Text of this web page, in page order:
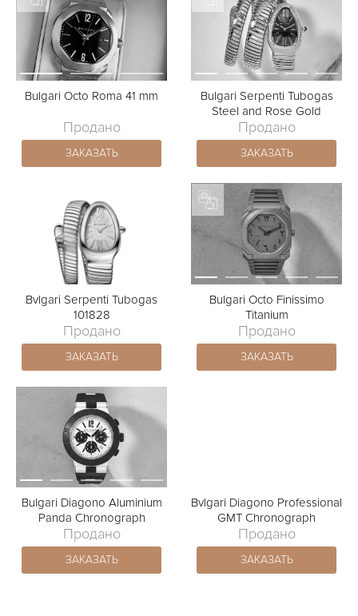
Bulgari Octo Roma 41 mm
Продано
ЗАКАЗАТЬ
Bulgari Serpenti Tubogas
Steel and Rose Gold
Продано
ЗАКАЗАТЬ
Bvlgari Serpenti Tubogas
101828
Продано
ЗАКАЗАТЬ
Bulgari Octo Finissimo
Titanium
Продано
ЗАКАЗАТЬ
Bulgari Diagono Aluminium
Panda Chronograph
Продано
ЗАКАЗАТЬ
Bvlgari Diagono Professional
GMT Chronograph
Продано
ЗАКАЗАТЬ